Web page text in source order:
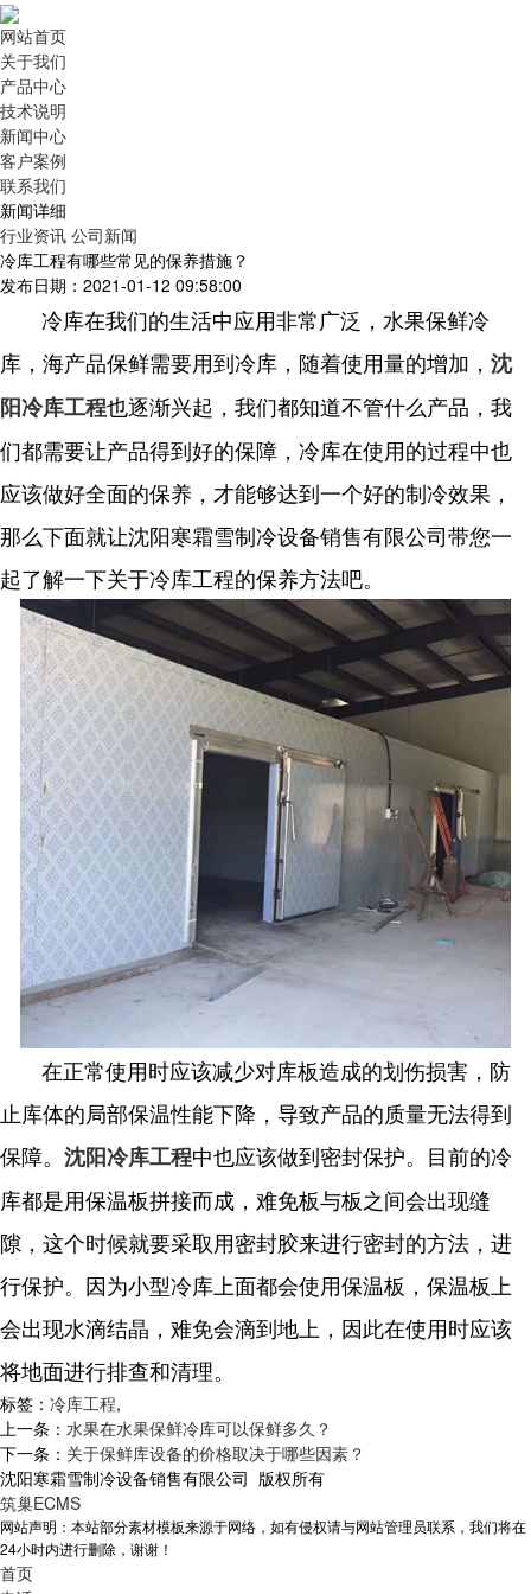
网站首页
关于我们
产品中心
技术说明
新闻中心
客户案例
联系我们
新闻详细
行业资讯 公司新闻
冷库工程有哪些常见的保养措施？
发布日期：2021-01-12 09:58:00
冷库在我们的生活中应用非常广泛，水果保鲜冷
库，海产品保鲜需要用到冷库，随着使用量的增加， 沈
阳冷库工程也逐渐兴起，我们都知道不管什么产品，我
们都需要让产品得到好的保障，冷库在使用的过程中也
应该做好全面的保养，才能够达到一个好的制冷效果，
那么下面就让沈阳寒霜雪制冷设备销售有限公司带您一
起了解一下关于冷库工程的保养方法吧。
在正常使用时应该减少对库板造成的划伤损害，防
止库体的局部保温性能下降，导致产品的质量无法得到
保障。 沈阳冷库工程中也应该做到密封保护。目前的冷
库都是用保温板拼接而成，难免板与板之间会出现缝
隙，这个时候就要采取用密封胶来进行密封的方法，进
行保护。因为小型冷库上面都会使用保温板，保温板上
会出现水滴结晶，难免会滴到地上，因此在使用时应该
将地面进行排查和清理。
标签： 冷库工程,
上一条： 水果在水果保鲜冷库可以保鲜多久？
下一条： 关于保鲜库设备的价格取决于哪些因素？
沈阳寒霜雪制冷设备销售有限公司 版权所有
筑巢ECMS
网站声明：本站部分素材模板来源于网络，如有侵权请与网站管理员联系，我们将在
24小时内进行删除，谢谢！
首页